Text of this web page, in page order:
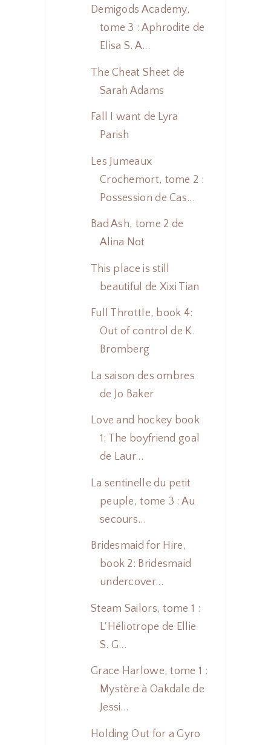
Demigods Academy,
tome 3 : Aphrodite de
Elisa S. A...
The Cheat Sheet de
Sarah Adams
Fall I want de Lyra
Parish
Les Jumeaux
Crochemort, tome 2 :
Possession de Cas...
Bad Ash, tome 2 de
Alina Not
This place is still
beautiful de Xixi Tian
Full Throttle, book 4:
Out of control de K.
Bromberg
La saison des ombres
de Jo Baker
Love and hockey book
1: The boyfriend goal
de Laur...
La sentinelle du petit
peuple, tome 3 : Au
secours...
Bridesmaid for Hire,
book 2: Bridesmaid
undercover...
Steam Sailors, tome 1 :
L'Héliotrope de Ellie
S. G...
Grace Harlowe, tome 1 :
Mystère à Oakdale de
Jessi...
Holding Out for a Gyro